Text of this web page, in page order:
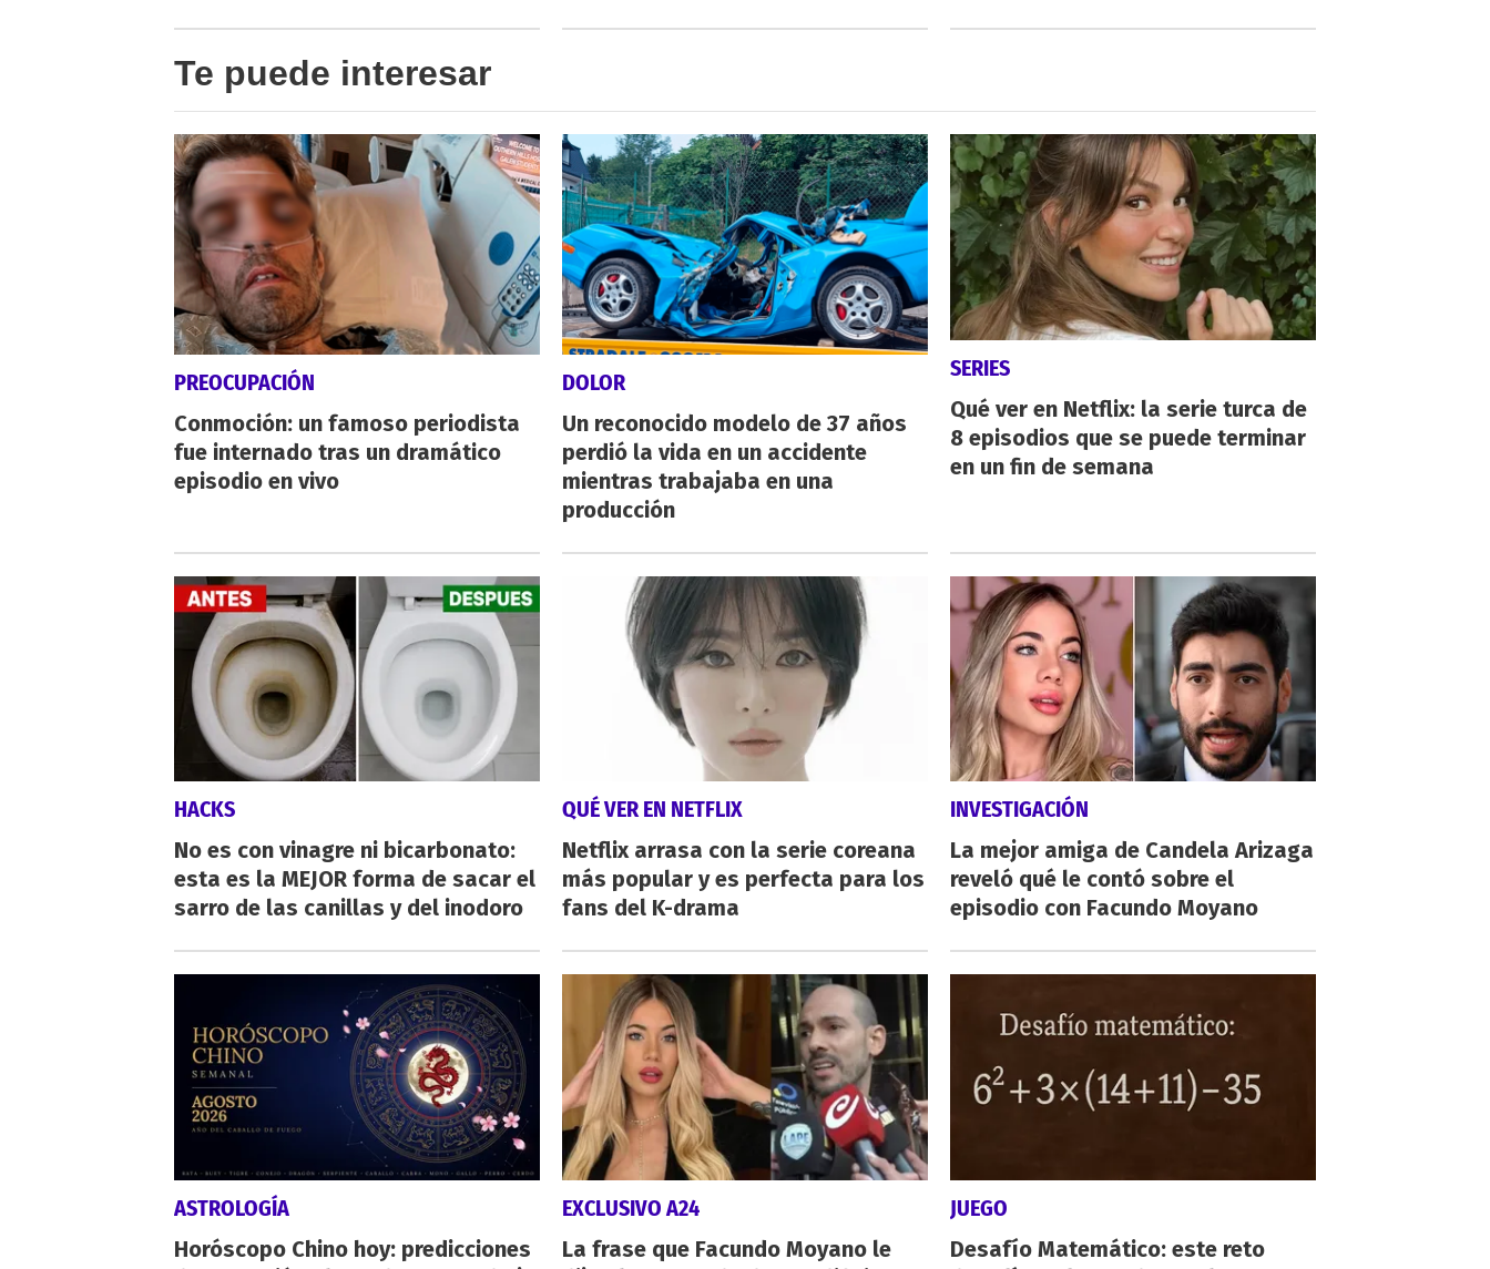
Te puede interesar
PREOCUPACIÓN
Conmoción: un famoso periodista
fue internado tras un dramático
episodio en vivo
DOLOR
Un reconocido modelo de 37 años
perdió la vida en un accidente
mientras trabajaba en una
producción
SERIES
Qué ver en Netflix: la serie turca de
8 episodios que se puede terminar
en un fin de semana
HACKS
No es con vinagre ni bicarbonato:
esta es la MEJOR forma de sacar el
sarro de las canillas y del inodoro
QUÉ VER EN NETFLIX
Netflix arrasa con la serie coreana
más popular y es perfecta para los
fans del K-drama
INVESTIGACIÓN
La mejor amiga de Candela Arizaga
reveló qué le contó sobre el
episodio con Facundo Moyano
ASTROLOGÍA
Horóscopo Chino hoy: predicciones
EXCLUSIVO A24
La frase que Facundo Moyano le
JUEGO
Desafío Matemático: este reto